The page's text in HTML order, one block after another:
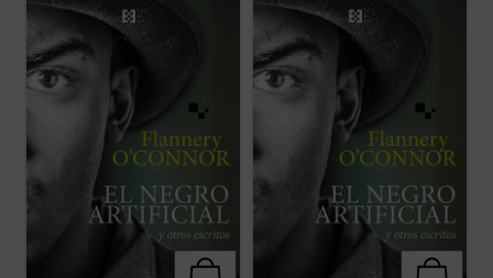
La presente antología recoge ocho cuentos
representativos y algunos ensayos breves
escritos por Flannery O'Connor en
«Andalusia», la finca familiar en la que vivió
sus últimos años mientras avanzaba su
enfermedad degenerativa. Son historias ...
(ver ficha)
La presente antología recoge ocho cuentos
representativos y algunos ensayos breves
escritos por Flannery O'Connor en
«Andalusia», la finca familiar en la que vivió
sus últimos años mientras avanzaba su
enfermedad degenerativa. Son historias ...
(ver ficha)